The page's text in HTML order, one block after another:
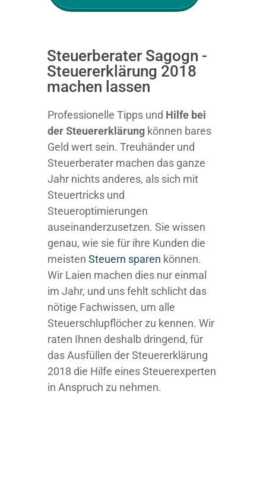
Steuerberater Sagogn -
Steuererklärung 2018
machen lassen
Professionelle Tipps und Hilfe bei
der Steuererklärung können bares
Geld wert sein. Treuhänder und
Steuerberater machen das ganze
Jahr nichts anderes, als sich mit
Steuertricks und
Steueroptimierungen
auseinanderzusetzen. Sie wissen
genau, wie sie für ihre Kunden die
meisten Steuern sparen können.
Wir Laien machen dies nur einmal
im Jahr, und uns fehlt schlicht das
nötige Fachwissen, um alle
Steuerschlupflöcher zu kennen. Wir
raten Ihnen deshalb dringend, für
das Ausfüllen der Steuererklärung
2018 die Hilfe eines Steuerexperten
in Anspruch zu nehmen.